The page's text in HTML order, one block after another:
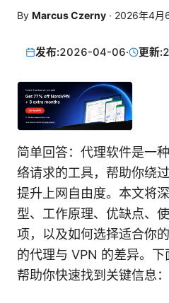
By Marcus Czerny · 2026年4月
发布:2026-04-06· 更新:
简单回答：代理软件是一
络请求的工具，帮助你绕
提升上网自由度。本文将
型、工作原理、优缺点、
项，以及如何选择适合你
的代理与 VPN 的差异。下
帮助你快速找到关键信息：